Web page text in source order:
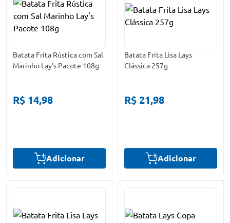
Batata Frita Rústica com Sal
Marinho Lay's Pacote 108g
R$ 14,98
Adicionar
Batata Frita Lisa Lays
Clássica 257g
R$ 21,98
Adicionar